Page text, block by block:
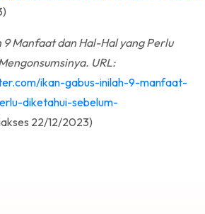
9 Manfaat dan Hal-Hal yang Perlu
URL:
ikan-gabus-inilah-9-manfaat-
diketahui-sebelum-
22/12/2023)